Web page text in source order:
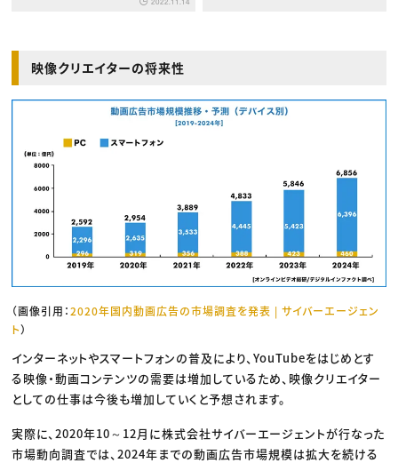
映像クリエイターの将来性
（画像引用：2020年国内動画広告の市場調査を発表 | サイバーエージェン
ト）
インターネットやスマートフォンの普及により、YouTubeをはじめとす
る映像・動画コンテンツの需要は増加しているため、映像クリエイター
としての仕事は今後も増加していくと予想されます。
実際に、2020年10～12月に株式会社サイバーエージェントが行なった
市場動向調査では、2024年までの動画広告市場規模は拡大を続ける